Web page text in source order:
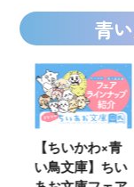
青
【スペシャルな
おしらせ】青い